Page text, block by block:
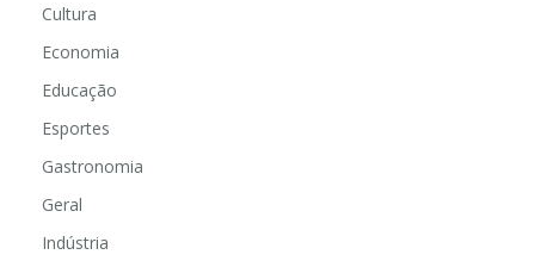
Cultura
Economia
Educação
Esportes
Gastronomia
Geral
Indústria